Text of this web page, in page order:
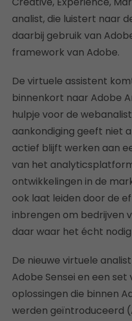
analist, die luistert naar
daarbij gebruik van
framework van Adobe.
De virtuele assistent
binnenkort naar Adobe
hulpje voor de
aankondiging geeft niet
actief blijft werken aan
van het
ontwikkelingen in de
ook laat leiden door de
inbrengen om bedrijven
daar waar het écht nodig
De nieuwe virtuele
Adobe Sensei en een
oplossingen die binnen
werden geïntroduceerd